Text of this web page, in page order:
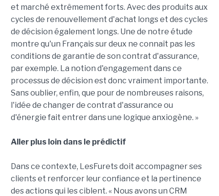
et marché extrêmement forts. Avec des produits aux
cycles de renouvellement d'achat longs et des cycles
de décision également longs. Une de notre étude
montre qu'un Français sur deux ne connaît pas les
conditions de garantie de son contrat d'assurance,
par exemple. La notion d'engagement dans ce
processus de décision est donc vraiment importante.
Sans oublier, enfin, que pour de nombreuses raisons,
l'idée de changer de contrat d'assurance ou
d'énergie fait entrer dans une logique anxiogène. »
Aller plus loin dans le prédictif
Dans ce contexte, LesFurets doit accompagner ses
clients et renforcer leur confiance et la pertinence
des actions qui les ciblent. « Nous avons un CRM